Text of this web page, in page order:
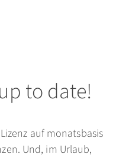
to date!
auf monatsbasis
Und, im Urlaub,